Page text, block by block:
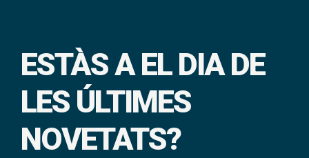
ESTÀS A EL DIA DE
LES ÚLTIMES
NOVETATS?